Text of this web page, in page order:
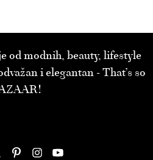
od modnih, beauty, lifestyle
i elegantan - That’s so